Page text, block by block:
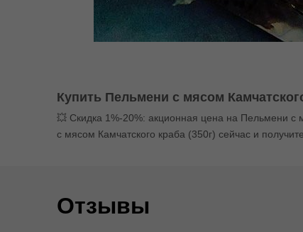
Купить Пельмени с мясом
💥 Скидка 1%-20%: акционная цена на Пельмени с
с мясом Камчатского краба (350г) сейчас и
Отзывы